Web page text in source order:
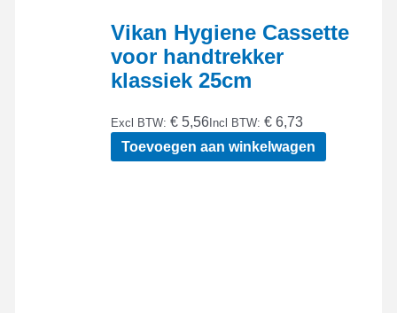
Vikan Hygiene Cassette
voor handtrekker
klassiek 25cm
Excl BTW: € 5,56Incl BTW: € 6,73
Toevoegen aan winkelwagen